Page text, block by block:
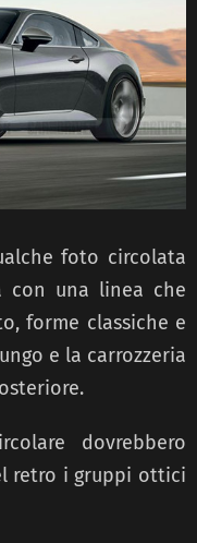
foto circolata
con una linea che
forme classiche e
e la carrozzeria
dovrebbero
retro i gruppi ottici